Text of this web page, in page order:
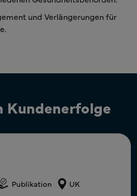
und Verlängerungen für
Kundenerfolge
Regulatory Affairs
Regulatory Affairs
Publikation
UK